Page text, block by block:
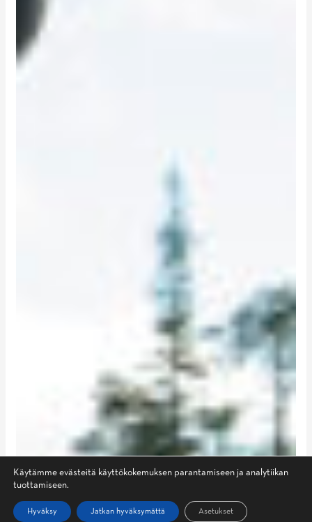
Käytämme evästeitä käyttökokemuksen parantamiseen ja analytiikan
tuottamiseen.
Hyväksy Jatkan hyväksymättä Asetukset